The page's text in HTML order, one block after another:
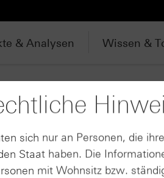
& Analysen Wissen &
Produktarten für "Super Micro
sich nur an Personen, die
Staat haben. Die
mit Wohnsitz bzw.